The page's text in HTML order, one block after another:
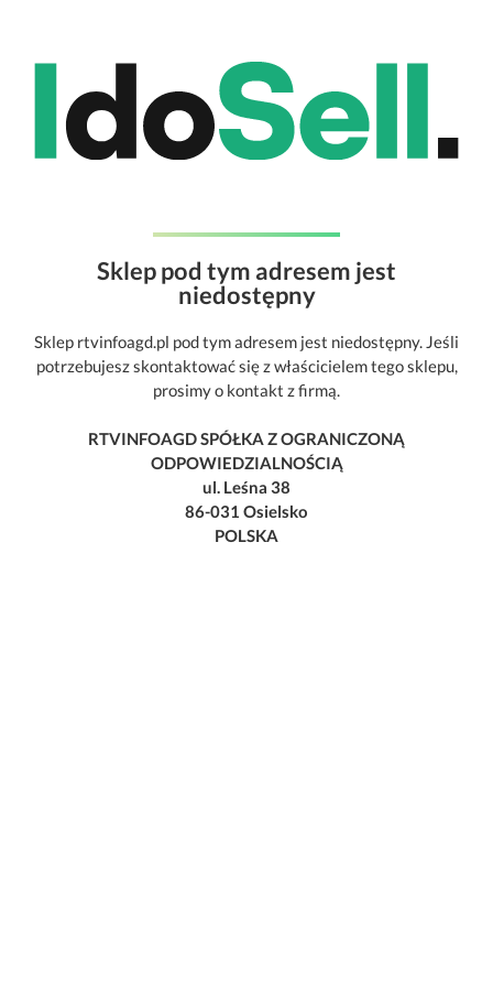
Sklep pod tym adresem jest
niedostępny
Sklep rtvinfoagd.pl pod tym adresem jest niedostępny. Jeśli
potrzebujesz skontaktować się z właścicielem tego sklepu,
prosimy o kontakt z firmą.
RTVINFOAGD SPÓŁKA Z OGRANICZONĄ
ODPOWIEDZIALNOŚCIĄ
ul. Leśna 38
86-031 Osielsko
POLSKA